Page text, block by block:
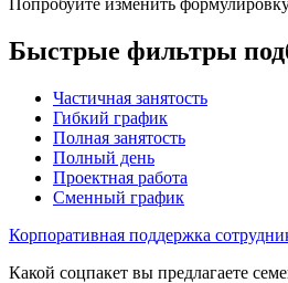
Быстрые фильтры
Частичная занятость
Гибкий график
Полная занятость
Полный день
Проектная работа
Сменный график
Корпоративная поддержка
Какой соцпакет вы предлагаете